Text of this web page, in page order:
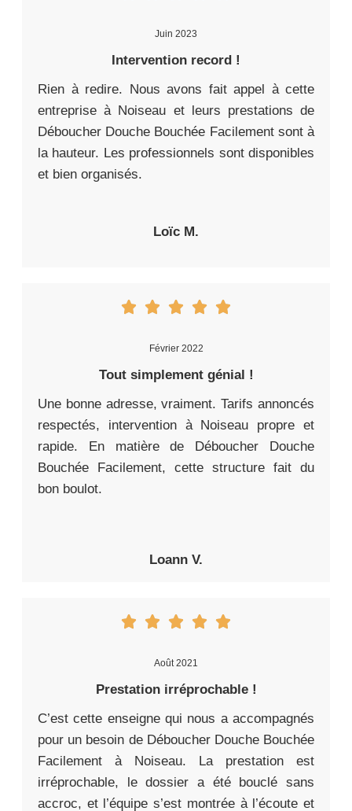
Juin 2023
Intervention record !
Rien à redire. Nous avons fait appel à cette
entreprise à Noiseau et leurs prestations de
Déboucher Douche Bouchée Facilement sont à
la hauteur. Les professionnels sont disponibles
et bien organisés.
Loïc M.
Février 2022
Tout simplement génial !
Une bonne adresse, vraiment. Tarifs annoncés
respectés, intervention à Noiseau propre et
rapide. En matière de Déboucher Douche
Bouchée Facilement, cette structure fait du
bon boulot.
Loann V.
Août 2021
Prestation irréprochable !
C’est cette enseigne qui nous a accompagnés
pour un besoin de Déboucher Douche Bouchée
Facilement à Noiseau. La prestation est
irréprochable, le dossier a été bouclé sans
accroc, et l’équipe s’est montrée à l’écoute et